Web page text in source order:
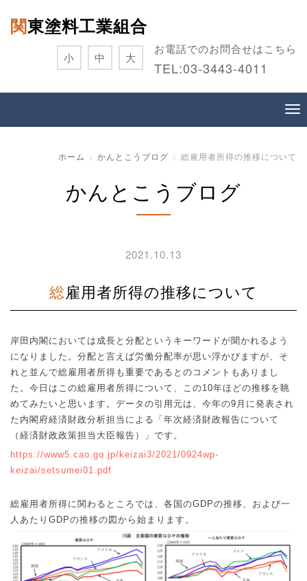
関東塗料工業組合
お電話でのお問合せはこちら
TEL:03-3443-4011
小 中 大
ホーム かんとこうブログ 総雇用者所得の推移について
かんとこうブログ
2021.10.13
総雇用者所得の推移について
岸田内閣においては成長と分配というキーワードが聞かれるよう
になりました。分配と言えば労働分配率が思い浮かびますが、そ
れと並んで総雇用者所得も重要であるとのコメントもありまし
た。今日はこの総雇用者所得について、この10年ほどの推移を眺
めてみたいと思います。データの引用元は、今年の9 月に発表され
た内閣府経済財政分析担当による「年次経済財政報告について
（経済財政政策担当大臣報告）」です。
https://www5.cao.go.jp/keizai3/2021/0924wp-
keizai/setsumei01.pdf
総雇用者所得に関わるところでは、各国のGDPの推移、および一
人あたり GDPの推移の図から始まります。